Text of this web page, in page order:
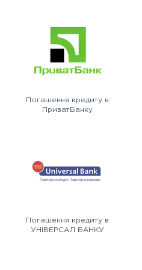
Погашення кредиту в
ПриватБанку
Погашення кредиту в
УНІВЕРСАЛ БАНКУ